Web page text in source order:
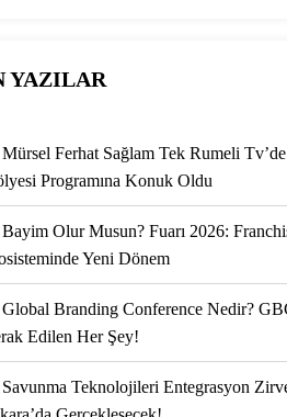
YAZILAR
Mürsel Ferhat Sağlam Tek Rumeli
Programına Konuk Oldu
Bayim Olur Musun? Fuarı 2026:
Yeni Dönem
Global Branding Conference Nedir?
Edilen Her Şey!
Savunma Teknolojileri Entegrasyon